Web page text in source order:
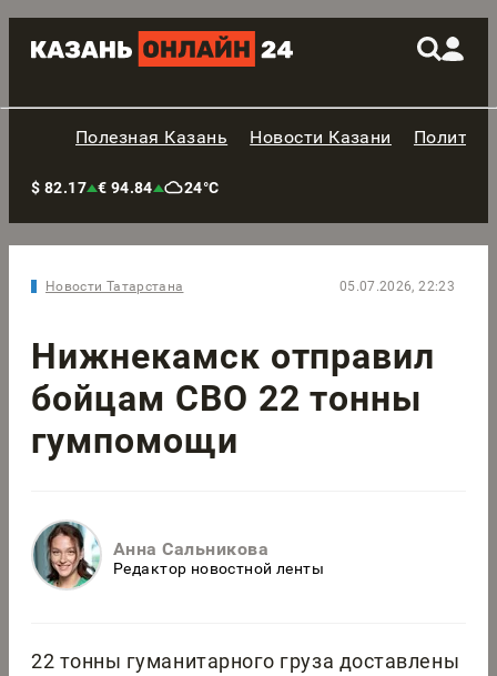
Полезная Казань Новости Казани
$ 82.17 € 94.84 24°C
Новости Татарстана 05.07.2026, 22:23
Нижнекамск отправил
бойцам СВО 22 тонны
гумпомощи
Анна Сальникова
Редактор новостной ленты
22 тонны гуманитарного груза доставлены